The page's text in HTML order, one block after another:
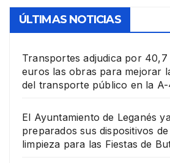
ÚLTIMAS NOTICIAS
Transportes adjudica por 40,7
euros las obras para mejorar
del transporte público en la
El Ayuntamiento de Leganés
preparados sus dispositivos
limpieza para las Fiestas de